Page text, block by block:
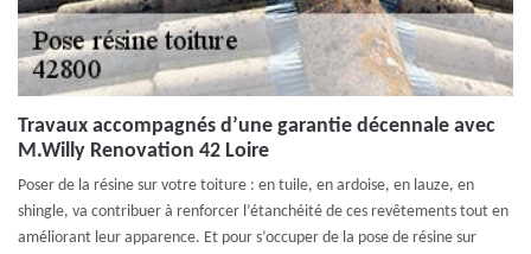
Travaux accompagnés d’une garantie décennale avec
M.Willy Renovation 42 Loire
Poser de la résine sur votre toiture : en tuile, en ardoise, en lauze, en
shingle, va contribuer à renforcer l’étanchéité de ces revêtements tout en
améliorant leur apparence. Et pour s’occuper de la pose de résine sur